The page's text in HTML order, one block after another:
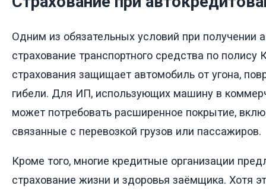
Одним из обязательных условий при получении
страхование транспортного средства по
страхования защищает автомобиль от угона,
гибели. Для ИП, использующих машину в
может потребовать расширенное покрытие,
связанные с перевозкой грузов или пассажиров.
Кроме того, многие кредитные организации
страхование жизни и здоровья заёмщика. Хотя